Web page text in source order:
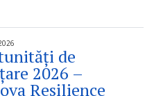
de
2026 –
Resilience